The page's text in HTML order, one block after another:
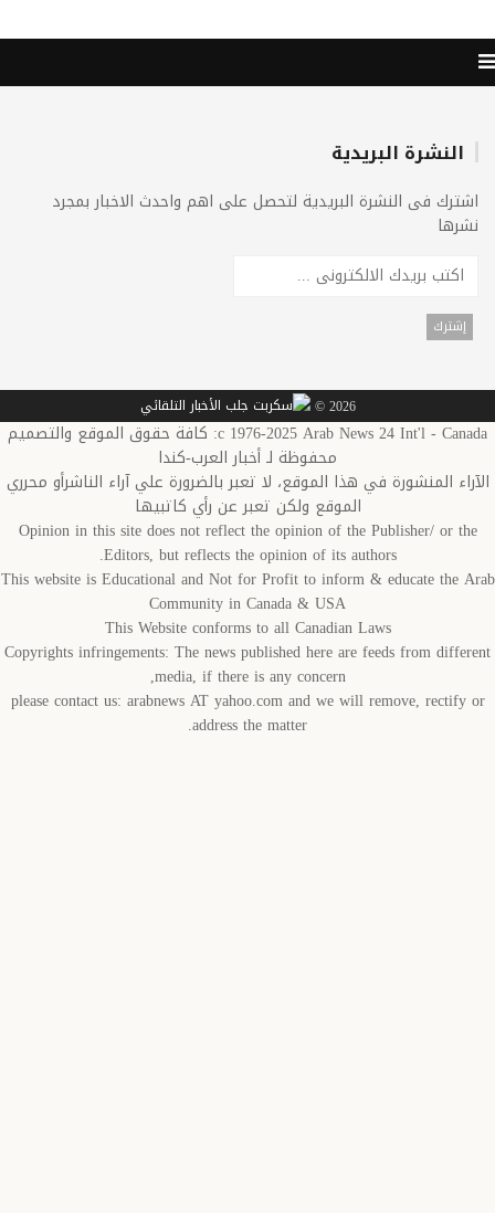
النشرة البريدية
فى النشرة البريدية لتحصل على اهم واحدث الاخبار بمجرد
2026 ©
c 1976-2025 Arab News 24 Int'l - Canada: كافة حقوق الموقع والتصميم
محفوظة لـ أخبار العرب-كندا
المنشورة في هذا الموقع، لا تعبر بالضرورة علي آراء الناشرأو محرري
الموقع ولكن تعبر عن رأي كاتبيها
Opinion in this site does not reflect the opinion of the Publisher/ or
Editors, but reflects the opinion of its authors.
This website is Educational and Not for Profit to inform & educate the
Community in Canada & USA
This Website conforms to all Canadian Laws
Copyrights infringements: The news published here are feeds from
media, if there is any concern,
please contact us: arabnews AT yahoo.com and we will remove,
address the matter.